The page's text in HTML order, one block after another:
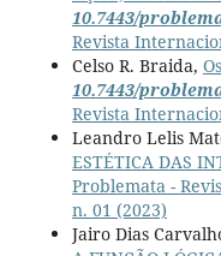
10.7443/
Revista
Celso R. Braida,
10.7443/
Revista
Leandro Lelis
ESTÉTICA DAS
Problemata -
n. 01 (2023)
Jairo Dias